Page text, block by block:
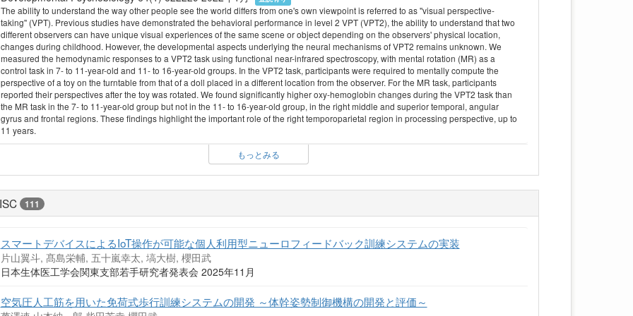
The ability to understand the way other people see the world differs from one's own viewpoint is referred to as ''visual perspective-
taking'' (VPT). Previous studies have demonstrated the behavioral performance in level 2 VPT (VPT2), the ability to understand that two
different observers can have unique visual experiences of the same scene or object depending on the observers' physical location,
changes during childhood. However, the developmental aspects underlying the neural mechanisms of VPT2 remains unknown. We
measured the hemodynamic responses to a VPT2 task using functional near-infrared spectroscopy, with mental rotation (MR) as a
control task in 7- to 11-year-old and 11- to 16-year-old groups. In the VPT2 task, participants were required to mentally compute the
perspective of a toy on the turntable from that of a doll placed in a different location from the observer. For the MR task, participants
reported their perspectives after the toy was rotated. We found significantly higher oxy-hemoglobin changes during the VPT2 task than
the MR task in the 7- to 11-year-old group but not in the 11- to 16-year-old group, in the right middle and superior temporal, angular
gyrus and frontal regions. These findings highlight the important role of the right temporoparietal region in processing perspective, up to
11 years.
もっとみる
111
スマートデバイスによるIoT操作が可能な個人利用型ニューロフィードバック訓練システムの実装
片山翼斗, 髙島栄輔, 五十嵐幸太, 塙大樹, 櫻田武
日本生体医工学会関東支部若手研究者発表会 2025年11月
空気圧人工筋を用いた免荷式歩行訓練システムの開発 ～体幹姿勢制御機構の開発と評価～